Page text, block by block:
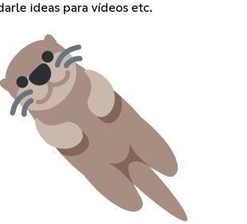
ideas para vídeos etc.